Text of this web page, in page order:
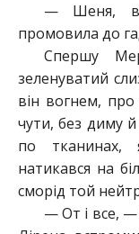
— Шеня,
промовила до
Спершу
зеленуватий
він вогнем,
чути, без диму
по тканинах,
натикався на
сморід той
— От і все, —